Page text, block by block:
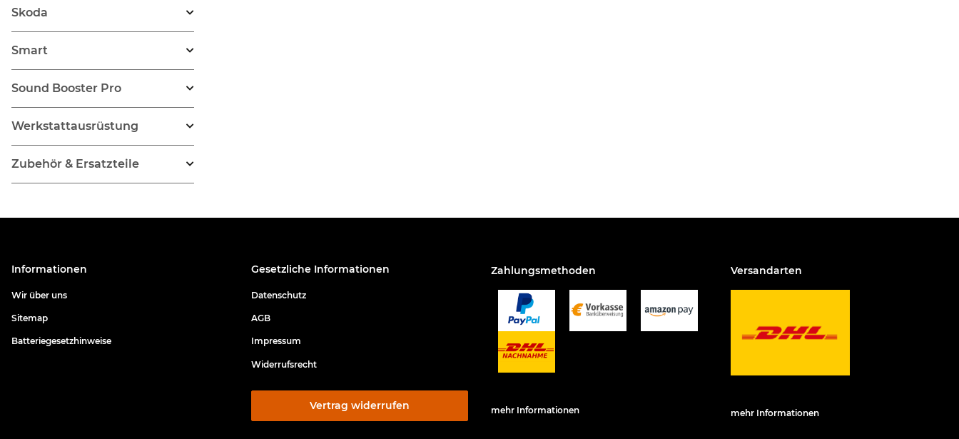
Skoda
Smart
Sound Booster Pro
Werkstattausrüstung
Zubehör & Ersatzteile
Informationen
Wir über uns
Sitemap
Batteriegesetzhinweise
Gesetzliche Informationen
Datenschutz
AGB
Impressum
Widerrufsrecht
Vertrag widerrufen
Zahlungsmethoden
mehr Informationen
Versandarten
mehr Informationen